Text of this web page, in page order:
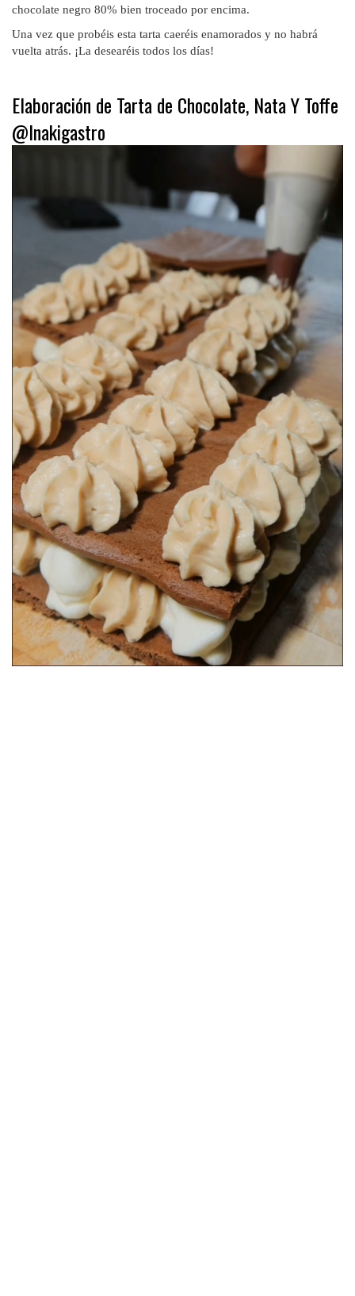
chocolate negro 80% bien troceado por encima.
Una vez que probéis esta tarta caeréis enamorados y no habrá
vuelta atrás. ¡La desearéis todos los días!
Elaboración de Tarta de Chocolate, Nata Y Toffe
@Inakigastro